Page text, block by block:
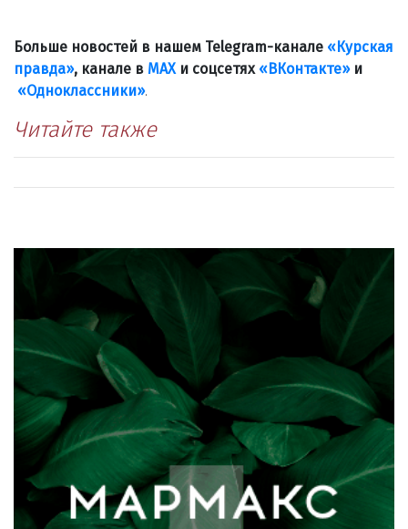
Больше новостей в нашем Telegram-канале «Курская
правда», канале в МАХ и соцсетях «ВКонтакте»и
«Одноклассники».
Читайте также